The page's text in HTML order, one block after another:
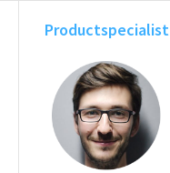
Productspecialist